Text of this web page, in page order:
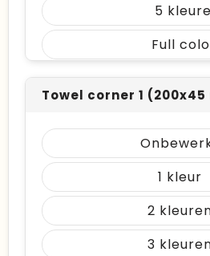
5
Full
Towel corner 1 (200x45
1
2
3